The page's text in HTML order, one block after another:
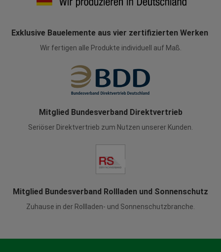
Exklusive Bauelemente aus vier zertifizierten Werken
Wir fertigen alle Produkte individuell auf Maß.
Mitglied Bundesverband Direktvertrieb
Seriöser Direktvertrieb zum Nutzen unserer Kunden.
Mitglied Bundesverband Rollladen und Sonnenschutz
Zuhause in der Rollladen- und Sonnenschutzbranche.